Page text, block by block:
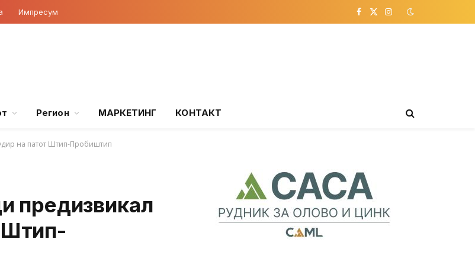
Импресум Facebook
X
Instagram
Регион МАРКЕТИНГ КОНТАКТ
на патот Штип-Пробиштип
предизвикал
Штип-